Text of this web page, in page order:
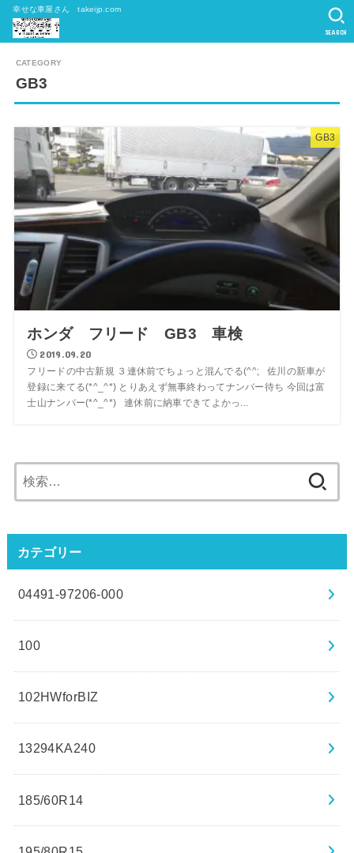
幸せな車屋さん takeijp.com
SEARCH
GB3
GB3
ホンダ フリード GB3 車検
2019.09.20
フリードの中古新規 ３連休前でちょっと混んでる(^^; 佐川の新車が
登録に来てる(*^_^*) とりあえず無事終わってナンバー待ち 今回は富
士山ナンバー(*^_^*) 連休前に納車できてよかっ...
索:
カテゴリー
04491-97206-000
100
102HWforBIZ
13294KA240
185/60R14